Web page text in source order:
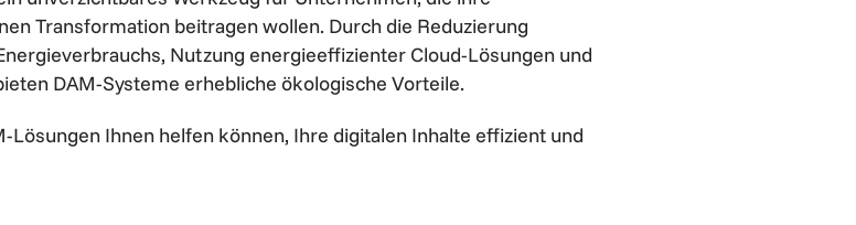
Transformation beitragen wollen. Durch die Reduzierung
Nutzung energieeffizienter Cloud-Lösungen und
DAM-Systeme erhebliche ökologische Vorteile.
Lösungen Ihnen helfen können, Ihre digitalen Inhalte effizient und